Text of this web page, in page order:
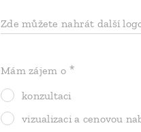
Zde můžete nahrát další
Mám zájem o
konzultaci
vizualizaci a cenovou